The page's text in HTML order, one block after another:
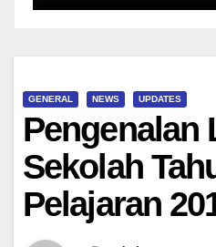
GENERAL NEWS UPDATES
Pengenalan
Sekolah
Pelajaran